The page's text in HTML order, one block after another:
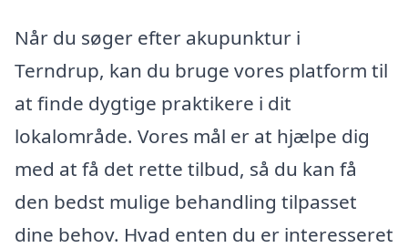
Når du søger efter akupunktur i
Terndrup, kan du bruge vores platform til
at finde dygtige praktikere i dit
lokalområde. Vores mål er at hjælpe dig
med at få det rette tilbud, så du kan få
den bedst mulige behandling tilpasset
dine behov. Hvad enten du er interesseret